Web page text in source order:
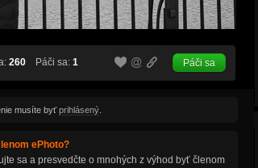
260 Páči sa: 1 Páči sa
musíte byťprihlásený.
ePhoto?
sa a presvedčte o mnohých z výhod byť členom